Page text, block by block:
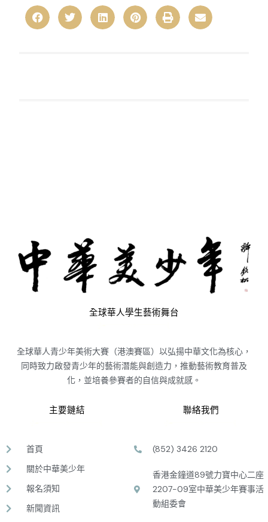
全球華人學生藝術舞台
全球華人青少年美術大賽（港澳賽區）以弘揚中華文化為核心，
同時致力啟發青少年的藝術潛能與創造力，推動藝術教育普及
化，並培養參賽者的自信與成就感。
主要鏈結
首頁
關於中華美少年
報名須知
新聞資訊
聯絡我們
(852) 3426 2120
香港金鐘道89號力寶中心二座
2207-09室中華美少年賽事活
動組委會